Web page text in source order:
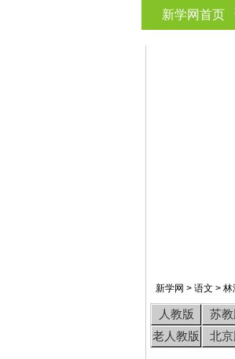
新学网首页
新学网 > 语文 > 林
人教版 苏
老人教版
北